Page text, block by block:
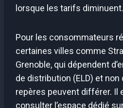
lorsque les tarifs diminuent.
Pour les consommateurs
certaines villes comme
Grenoble, qui dépendent
de distribution (ELD) et non
repères peuvent différer. Il
consulter l’espace dédié